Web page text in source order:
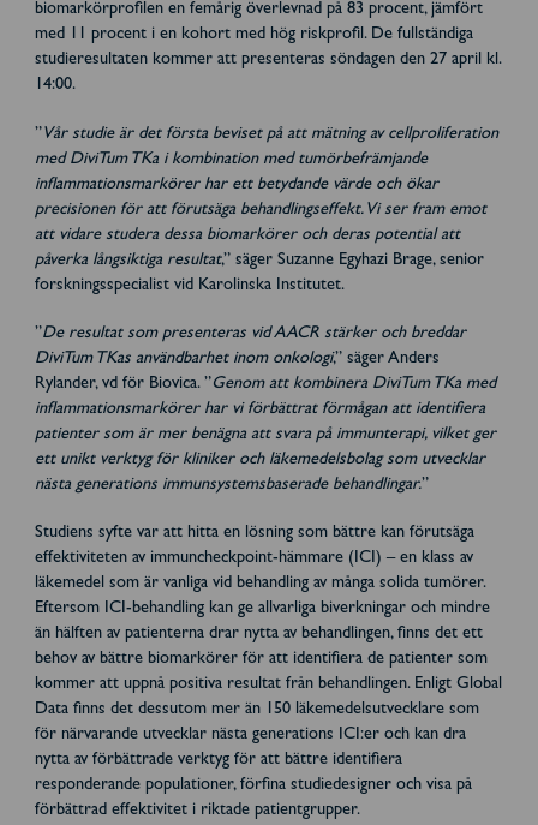
biomarkörprofilen en femårig överlevnad på 83 procent, jämfört
med 11 procent i en kohort med hög riskprofil. De fullständiga
studieresultaten kommer att presenteras söndagen den 27 april kl.
14:00.
”Vår studie är det första beviset på att mätning av cellproliferation
med DiviTum TKa i kombination med tumörbefrämjande
inflammationsmarkörer har ett betydande värde och ökar
precisionen för att förutsäga behandlingseffekt. Vi ser fram emot
att vidare studera dessa biomarkörer och deras potential att
påverka långsiktiga resultat,” säger Suzanne Egyhazi Brage, senior
forskningsspecialist vid Karolinska Institutet.
”De resultat som presenteras vid AACR stärker och breddar
DiviTum TKas användbarhet inom onkologi,” säger Anders
Rylander, vd för Biovica. ”Genom att kombinera DiviTum TKa med
inflammationsmarkörer har vi förbättrat förmågan att identifiera
patienter som är mer benägna att svara på immunterapi, vilket ger
ett unikt verktyg för kliniker och läkemedelsbolag som utvecklar
nästa generations immunsystemsbaserade behandlingar.”
Studiens syfte var att hitta en lösning som bättre kan förutsäga
effektiviteten av immuncheckpoint-hämmare (ICI) – en klass av
läkemedel som är vanliga vid behandling av många solida tumörer.
Eftersom ICI-behandling kan ge allvarliga biverkningar och mindre
än hälften av patienterna drar nytta av behandlingen, finns det ett
behov av bättre biomarkörer för att identifiera de patienter som
kommer att uppnå positiva resultat från behandlingen. Enligt Global
Data finns det dessutom mer än 150 läkemedelsutvecklare som
för närvarande utvecklar nästa generations ICI:er och kan dra
nytta av förbättrade verktyg för att bättre identifiera
responderande populationer, förfina studiedesigner och visa på
förbättrad effektivitet i riktade patientgrupper.